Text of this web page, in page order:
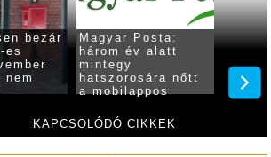
KAPCSOLÓDÓ CIKKEK
bezár
es
nem
Magyar Posta:
három év alatt
mintegy
hatszorosára nőtt
a mobilappos
száma
a